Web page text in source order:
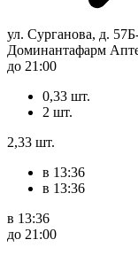
ул. Сурганова, д.
Доминантафарм
до 21:00
0,33 шт.
2 шт.
2,33 шт.
в 13:36
в 13:36
в 13:36
до 21:00